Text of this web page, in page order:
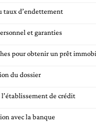
taux d’endettement
et garanties
pour obtenir un prêt
du dossier
l’établissement de crédit
avec la banque